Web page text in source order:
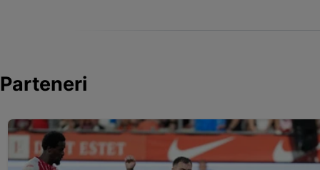
Parteneri